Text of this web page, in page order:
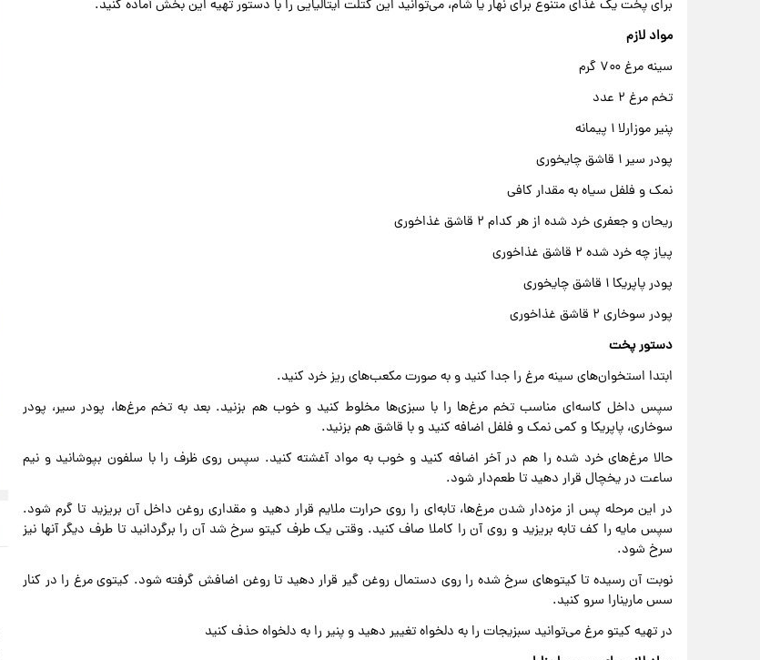
برای پخت یک غذای متنوع برای نهار یا شام، می‌توانید این کتلت ایتالیایی را با دستور تهیه این بخش آماده کنید.
مواد لازم
سینه مرغ ۷۰۰ گرم
تخم مرغ ۲ عدد
پنیر موزارلا ۱ پیمانه
پودر سیر ۱ قاشق چایخوری
نمک و فلفل سیاه به مقدار کافی
ریحان و جعفری خرد شده از هر کدام ۲ قاشق غذاخوری
پیاز چه خرد شده ۲ قاشق غذاخوری
پودر پاپریکا ۱ قاشق چایخوری
پودر سوخاری ۲ قاشق غذاخوری
دستور پخت
ابتدا استخوان‌های سینه مرغ را جدا کنید و به صورت مکعب‌های ریز خرد کنید.
سپس داخل کاسه‌ای مناسب تخم مرغ‌ها را با سبزی‌ها مخلوط کنید و خوب هم بزنید. بعد به تخم مرغ‌ها، پودر سیر، پودر
سوخاری، پاپریکا و کمی نمک و فلفل اضافه کنید و با قاشق هم بزنید.
حالا مرغ‌های خرد شده را هم در آخر اضافه کنید و خوب به مواد آغشته کنید. سپس روی ظرف را با سلفون بپوشانید و نیم
ساعت در یخچال قرار دهید تا طعم‌دار شود.
در این مرحله پس از مزه‌دار شدن مرغ‌ها، تابه‌ای را روی حرارت ملایم قرار دهید و مقداری روغن داخل آن بریزید تا گرم شود.
سپس مایه را کف تابه بریزید و روی آن را کاملا صاف کنید. وقتی یک طرف کیتو سرخ شد آن را برگردانید تا طرف دیگر آنها نیز
سرخ شود.
نوبت آن رسیده تا کیتوهای سرخ شده را روی دستمال روغن گیر قرار دهید تا روغن اضافش گرفته شود. کیتوی مرغ را در کنار
سس مارینارا سرو کنید.
در تهیه کیتو مرغ می‌توانید سبزیجات را به دلخواه تغییر دهید و پنیر را به دلخواه حذف کنید